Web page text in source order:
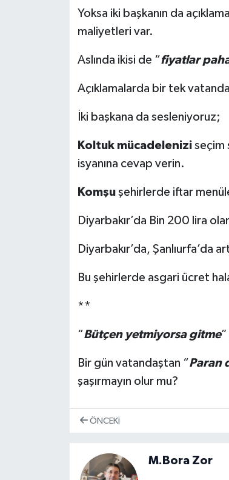
Yoksa iki başkanın da
maliyetleri var.
Aslında ikisi de “fiyatlar
Açıklamalarda bir tek
İki başkana da sesleniyoruz;
Koltuk mücadeleniziseçim
isyanına cevap verin.
Komşu şehirlerde iftar
Diyarbakır’da Bin 200 lira
Diyarbakır’da, Şanlıurfa’da
Bu şehirlerde asgari ücret
**
“Bütçen yetmiyorsa gitme
Bir gün vatandaştan “Paran
şaşırmayın olur mu?
ÖNCEKI
M.Bora Zor